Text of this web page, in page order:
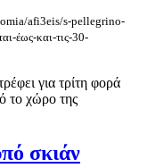
afi3eis/s-pellegrino-
έως-και-τις-30-
για τρίτη φορά
το χώρο της
σκιάν